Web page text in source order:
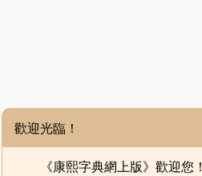
歡迎光臨！
《康熙字典網上版》歡迎您！